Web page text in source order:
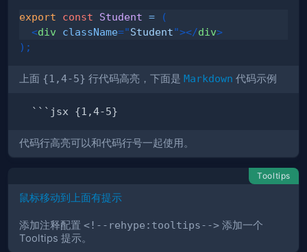
export const Student =
(
<div className="Student"></div>
) ;
上面 {1,4-5} 行代码高亮，下面是 Markdown 代码示例
代码行高亮可以和代码行号一起使用。
Tooltips
鼠标移动到上面有提示
添加注释配置 <!--rehype:tooltips--> 添加一个
Tooltips 提示。